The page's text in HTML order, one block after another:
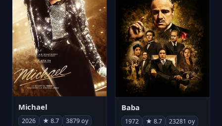
Michael
2026 ★ 8.7 3879 oy
Baba
1972 ★ 8.7 23281 oy